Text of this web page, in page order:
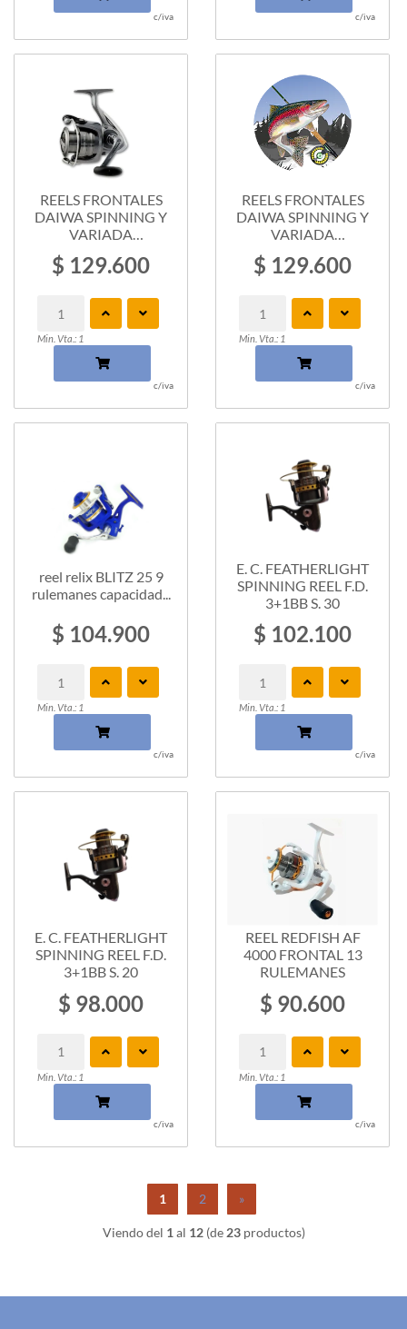
c/iva c/iva
REELS FRONTALES
DAIWA SPINNING Y
VARIADA
CROSSFIRE...
$ 129.600
Min. Vta.: 1
c/iva
REELS FRONTALES
DAIWA SPINNING Y
VARIADA
CROSSFIRE...
$ 129.600
Min. Vta.: 1
c/iva
reel relix BLITZ 25 9
rulemanes capacidad...
$ 104.900
Min. Vta.: 1
c/iva
E. C. FEATHERLIGHT
SPINNING REEL F.D.
3+1BB S. 30
$ 102.100
Min. Vta.: 1
c/iva
E. C. FEATHERLIGHT
SPINNING REEL F.D.
3+1BB S. 20
$ 98.000
Min. Vta.: 1
c/iva
REEL REDFISH AF
4000 FRONTAL 13
RULEMANES
$ 90.600
Min. Vta.: 1
c/iva
1 2 »
Viendo del 1 al 12(de 23productos)